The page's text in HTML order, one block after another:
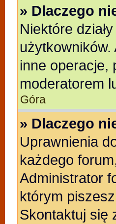
» Dlaczego
Niektóre
inne operacje,
moderatorem
Góra
» Dlaczego
Uprawnienia
każdego
Administrator
którym
Skontaktuj się